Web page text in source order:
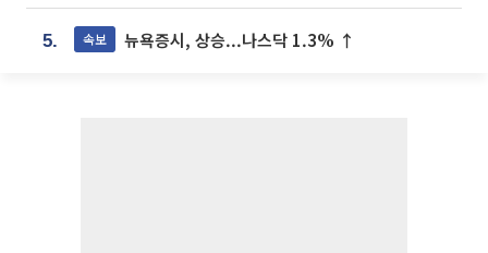
5. 속보 뉴욕증시, 상승...나스닥 1.3% ↑